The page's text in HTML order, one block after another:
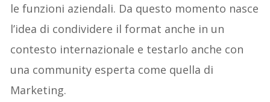
le funzioni aziendali. Da questo momento nasce
l’idea di condividere il format anche in un
contesto internazionale e testarlo anche con
una community esperta come quella di
Marketing.